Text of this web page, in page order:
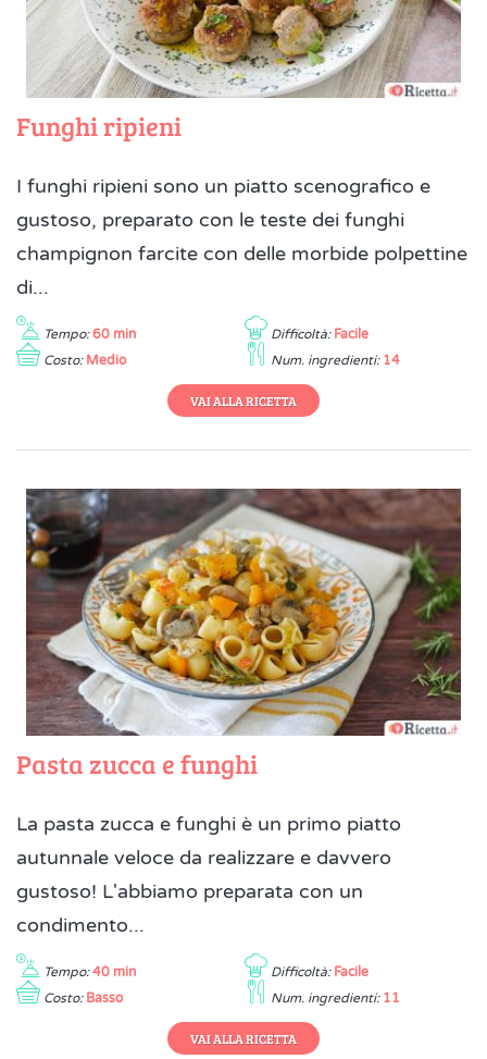
Funghi ripieni
I funghi ripieni sono un piatto scenografico e
gustoso, preparato con le teste dei funghi
champignon farcite con delle morbide polpettine
di...
Tempo: 60 min Difficoltà: Facile
Costo: Medio Num. ingredienti: 14
VAI ALLA RICETTA
Pasta zucca e funghi
La pasta zucca e funghi è un primo piatto
autunnale veloce da realizzare e davvero
gustoso! L'abbiamo preparata con un
condimento...
Tempo: 40 min Difficoltà: Facile
Costo: Basso Num. ingredienti: 11
VAI ALLA RICETTA